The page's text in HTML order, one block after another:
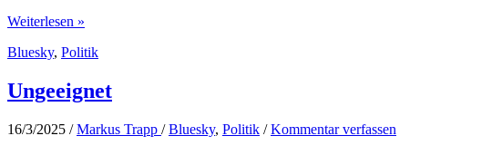
Autokratien
gewählt
Weiterlesen »
Bluesky, Politik
Ungeeignet
16/3/2025 /Markus Trapp /Bluesky, Politik /Kommentar verfassen